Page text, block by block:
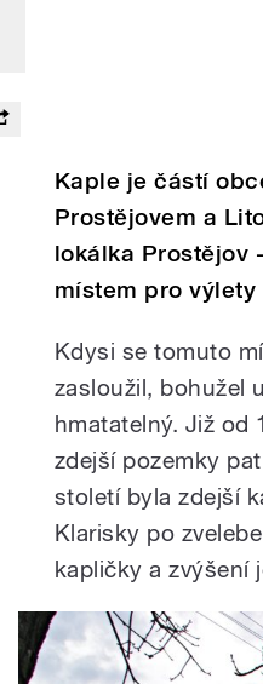
Kaple je částí
Prostějovem a
lokálka Prostějov
místem pro výlety
Kdysi se tomuto
zasloužil, bohužel
hmatatelný. Již od
zdejší pozemky
století byla zdejší
Klarisky po
kapličky a zvýšení